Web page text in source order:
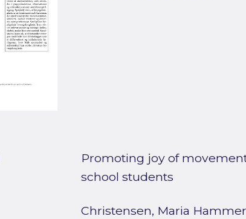
Promoting joy of
school students
Christensen, Maria Hammer